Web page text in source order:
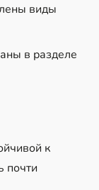
виды
в разделе
к
почти